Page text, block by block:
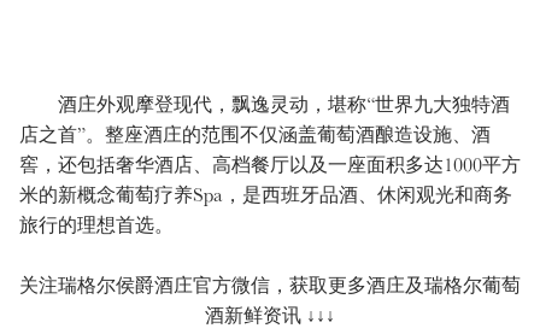
酒庄外观摩登现代，飘逸灵动，堪称“世界九大独特酒
店之首”。整座酒庄的范围不仅涵盖葡萄酒酿造设施、酒
窖，还包括奢华酒店、高档餐厅以及一座面积多达1000平方
米的新概念葡萄疗养Spa，是西班牙品酒、休闲观光和商务
旅行的理想首选。
关注瑞格尔侯爵酒庄官方微信，获取更多酒庄及瑞格尔葡萄
酒新鲜资讯 ↓↓↓